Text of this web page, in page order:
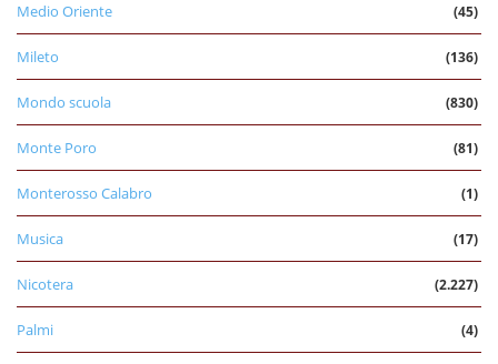
Medio Oriente (45)
Mileto (136)
Mondo scuola (830)
Monte Poro (81)
Monterosso Calabro (1)
Musica (17)
Nicotera (2.227)
Palmi (4)